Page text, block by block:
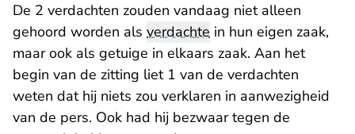
De 2 verdachten zouden vandaag niet alleen
gehoord worden als verdachte in hun eigen zaak,
maar ook als getuige in elkaars zaak. Aan het
begin van de zitting liet 1 van de verdachten
weten dat hij niets zou verklaren in aanwezigheid
van de pers. Ook had hij bezwaar tegen de